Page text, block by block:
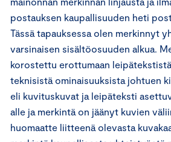
postauksen kaupallisuuden heti
Tässä tapauksessa olen merkinnyt
varsinaisen sisältöosuuden alkua.
korostettu erottumaan
teknisistä ominaisuuksista johtuen
eli kuvituskuvat ja leipäteksti
alle ja merkintä on jäänyt kuvien
huomaatte liitteenä olevasta